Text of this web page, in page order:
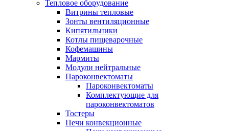
Тепловое оборудование
Витрины тепловые
Зонты вентиляционные
Кипятильники
Котлы пищеварочные
Кофемашины
Мармиты
Модули нейтральные
Пароконвектоматы
Пароконвектоматы
Комплектующие для
пароконвектоматов
Тостеры
Печи конвекционные